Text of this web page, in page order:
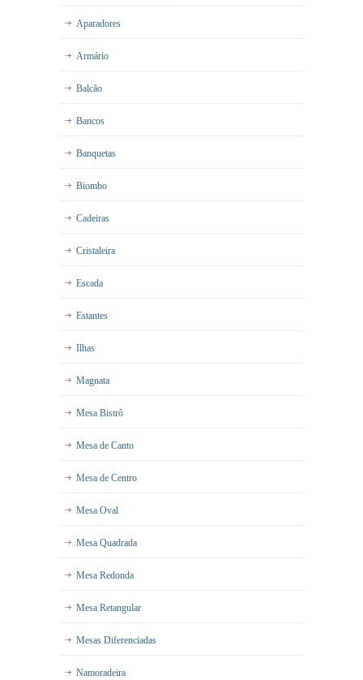
Aparadores
Armário
Balcão
Bancos
Banquetas
Biombo
Cadeiras
Cristaleira
Escada
Estantes
Ilhas
Magnata
Mesa Bistrô
Mesa de Canto
Mesa de Centro
Mesa Oval
Mesa Quadrada
Mesa Redonda
Mesa Retangular
Mesas Diferenciadas
Namoradeira